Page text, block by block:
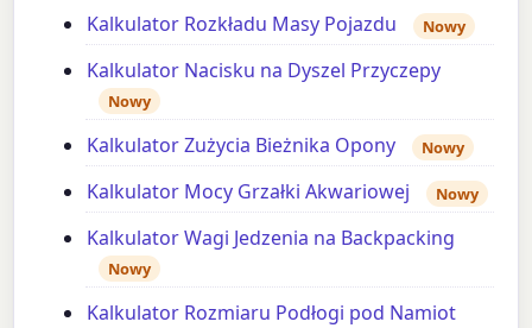
Kalkulator Rozkładu Masy Pojazdu Nowy
Kalkulator Nacisku na Dyszel Przyczepy
Nowy
Kalkulator Zużycia Bieżnika Opony Nowy
Kalkulator Mocy Grzałki Akwariowej Nowy
Kalkulator Wagi Jedzenia na Backpacking
Nowy
Kalkulator Rozmiaru Podłogi pod Namiot